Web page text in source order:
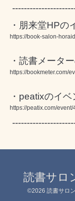
・朋来堂HPの
https://book-salon-
・読書メータ
https://bookmeter.com/
・peatixのイ
https://peatix.com/
読書サロ
©2026 読書サロ